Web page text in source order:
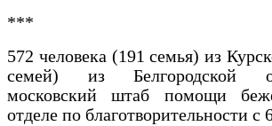
***
572 человека (191 семья) из
семей) из Белгородской
московский штаб помощи
отделе по благотворительности с